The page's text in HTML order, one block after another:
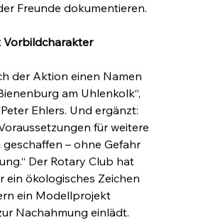
Freunde dokumentieren.
Vorbildcharakter
der Aktion einen Namen
am Uhlenkolk“,
Ehlers. Und ergänzt:
für weitere
– ohne Gefahr
Der Rotary Club hat
ein ökologisches Zeichen
ein Modellprojekt
Nachahmung einlädt.